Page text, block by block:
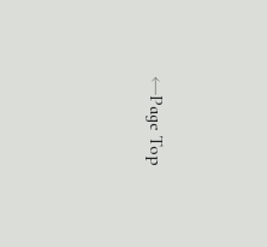
Page Top